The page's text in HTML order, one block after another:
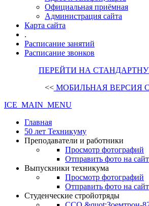
Официальная приёмная
Администрация сайта
Карта сайта
.
Расписание занятий
Расписание звонков
ПЕРЕЙТИ НА
<<МОБИЛЬНАЯ ВЕРСИЯ
ICE_MAIN_MENU
Главная
50 лет Техникуму
Преподаватели и работники
Просмотр фотографий
Отправить фото на сайт
Выпускники техникума
Просмотр фотографий
Отправить фото на сайт
Студенческие стройотряды